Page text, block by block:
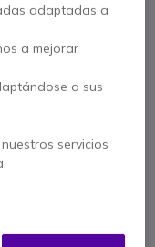
sonora.
mejor los ruidos
o walkie talkies
y el sudor.
adaptadas a
a mejorar
a sus
servicios